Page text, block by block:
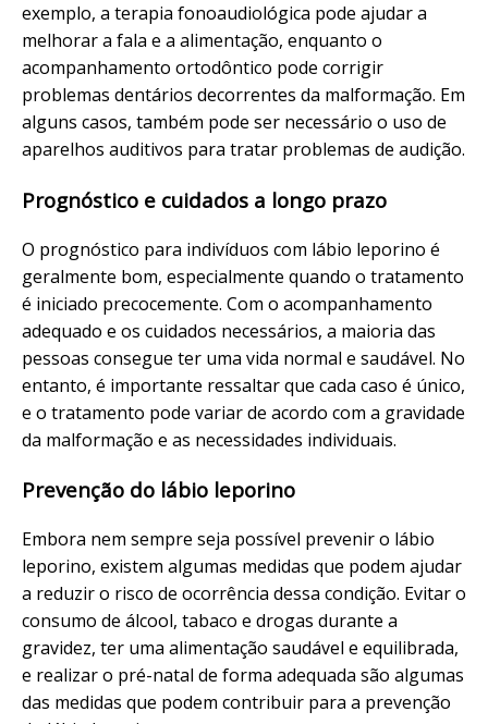
exemplo, a terapia fonoaudiológica pode ajudar a
melhorar a fala e a alimentação, enquanto o
acompanhamento ortodôntico pode corrigir
problemas dentários decorrentes da malformação. Em
alguns casos, também pode ser necessário o uso de
aparelhos auditivos para tratar problemas de audição.
Prognóstico e cuidados a longo prazo
O prognóstico para indivíduos com lábio leporino é
geralmente bom, especialmente quando o tratamento
é iniciado precocemente. Com o acompanhamento
adequado e os cuidados necessários, a maioria das
pessoas consegue ter uma vida normal e saudável. No
entanto, é importante ressaltar que cada caso é único,
e o tratamento pode variar de acordo com a gravidade
da malformação e as necessidades individuais.
Prevenção do lábio leporino
Embora nem sempre seja possível prevenir o lábio
leporino, existem algumas medidas que podem ajudar
a reduzir o risco de ocorrência dessa condição. Evitar o
consumo de álcool, tabaco e drogas durante a
gravidez, ter uma alimentação saudável e equilibrada,
e realizar o pré-natal de forma adequada são algumas
das medidas que podem contribuir para a prevenção